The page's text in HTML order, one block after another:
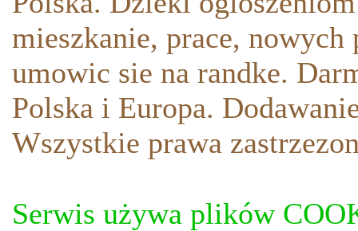
mieszkanie, prace,
umowic sie na randke.
Polska i Europa.
Wszystkie prawa
Serwis używa plików